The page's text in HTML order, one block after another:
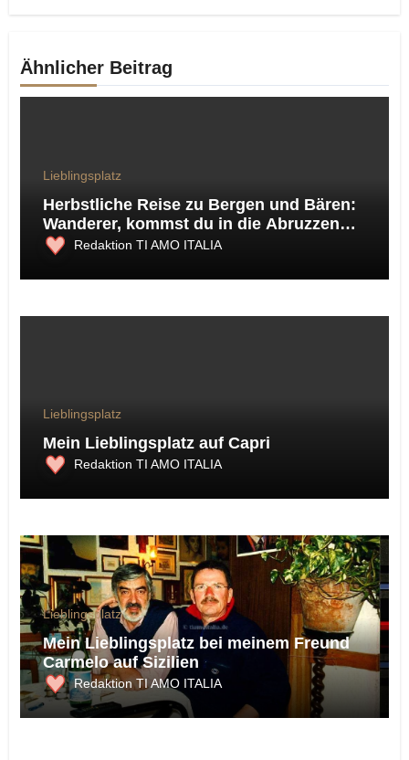
Ähnlicher Beitrag
Lieblingsplatz
Herbstliche Reise zu Bergen und Bären:
Wanderer, kommst du in die Abruzzen…
Redaktion TI AMO ITALIA
Lieblingsplatz
Mein Lieblingsplatz auf Capri
Redaktion TI AMO ITALIA
Lieblingsplatz
Mein Lieblingsplatz bei meinem Freund
Carmelo auf Sizilien
Redaktion TI AMO ITALIA